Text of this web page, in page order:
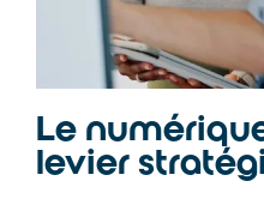
Le
levier